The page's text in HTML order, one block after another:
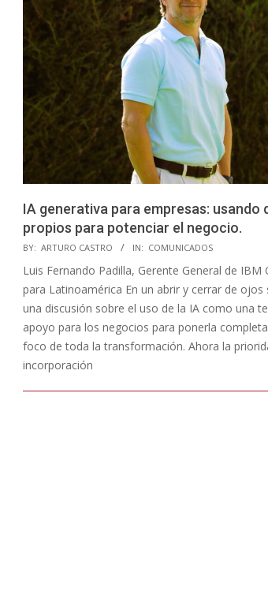
IA generativa para empresas: usando
propios para potenciar el negocio.
2023-
10-
28
BY: ARTURO CASTRO IN: COMUNICADOS
Luis Fernando Padilla, Gerente General de IBM
para Latinoamérica En un abrir y cerrar de ojos
una discusión sobre el uso de la IA como una
apoyo para los negocios para ponerla
foco de toda la transformación. Ahora la
incorporación